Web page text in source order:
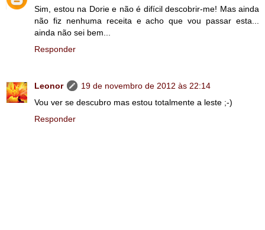
Sim, estou na Dorie e não é difícil descobrir-me! Mas ainda
não fiz nenhuma receita e acho que vou passar esta...
ainda não sei bem...
Responder
Leonor
19 de novembro de 2012 às 22:14
Vou ver se descubro mas estou totalmente a leste ;-)
Responder